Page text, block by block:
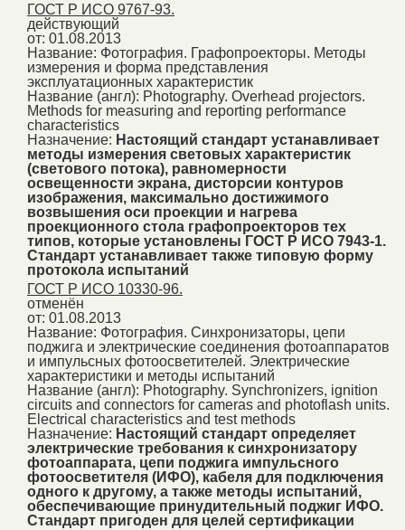
ГОСТ Р ИСО 9767-93.
действующий
от: 01.08.2013
Название: Фотография. Графопроекторы. Методы
измерения и форма представления
эксплуатационных характеристик
Название (англ): Photography. Overhead projectors.
Methods for measuring and reporting performance
characteristics
Назначение: Настоящий стандарт устанавливает
методы измерения световых характеристик
(светового потока), равномерности
освещенности экрана, дисторсии контуров
изображения, максимально достижимого
возвышения оси проекции и нагрева
проекционного стола графопроекторов тех
типов, которые установлены ГОСТ Р ИСО 7943-1.
Стандарт устанавливает также типовую форму
протокола испытаний
ГОСТ Р ИСО 10330-96.
отменён
от: 01.08.2013
Название: Фотография. Синхронизаторы, цепи
поджига и электрические соединения фотоаппаратов
и импульсных фотоосветителей. Электрические
характеристики и методы испытаний
Название (англ): Photography. Synchronizers, ignition
circuits and connectors for cameras and photoflash units.
Electrical characteristics and test methods
Назначение: Настоящий стандарт определяет
электрические требования к синхронизатору
фотоаппарата, цепи поджига импульсного
фотоосветителя (ИФО), кабеля для подключения
одного к другому, а также методы испытаний,
обеспечивающие принудительный поджиг ИФО.
Стандарт пригоден для целей сертификации